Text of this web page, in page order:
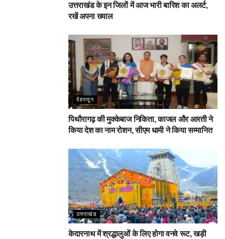
उत्तराखंड के इन जिलों में आज भारी बारिश का अलर्ट,
रखें अपना ख्याल
देहरादून
पिथौरागढ़ की मुक्केबाज निकिता, काजल और आरती ने
किया देश का नाम रोशन, सीएम धामी ने किया सम्मानित
उत्तराखंड
केदारनाथ में श्रद्धालुओं के लिए होगा वनवे रूट, खड़ी